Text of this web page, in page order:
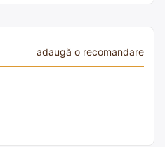
adaugă o recomandare